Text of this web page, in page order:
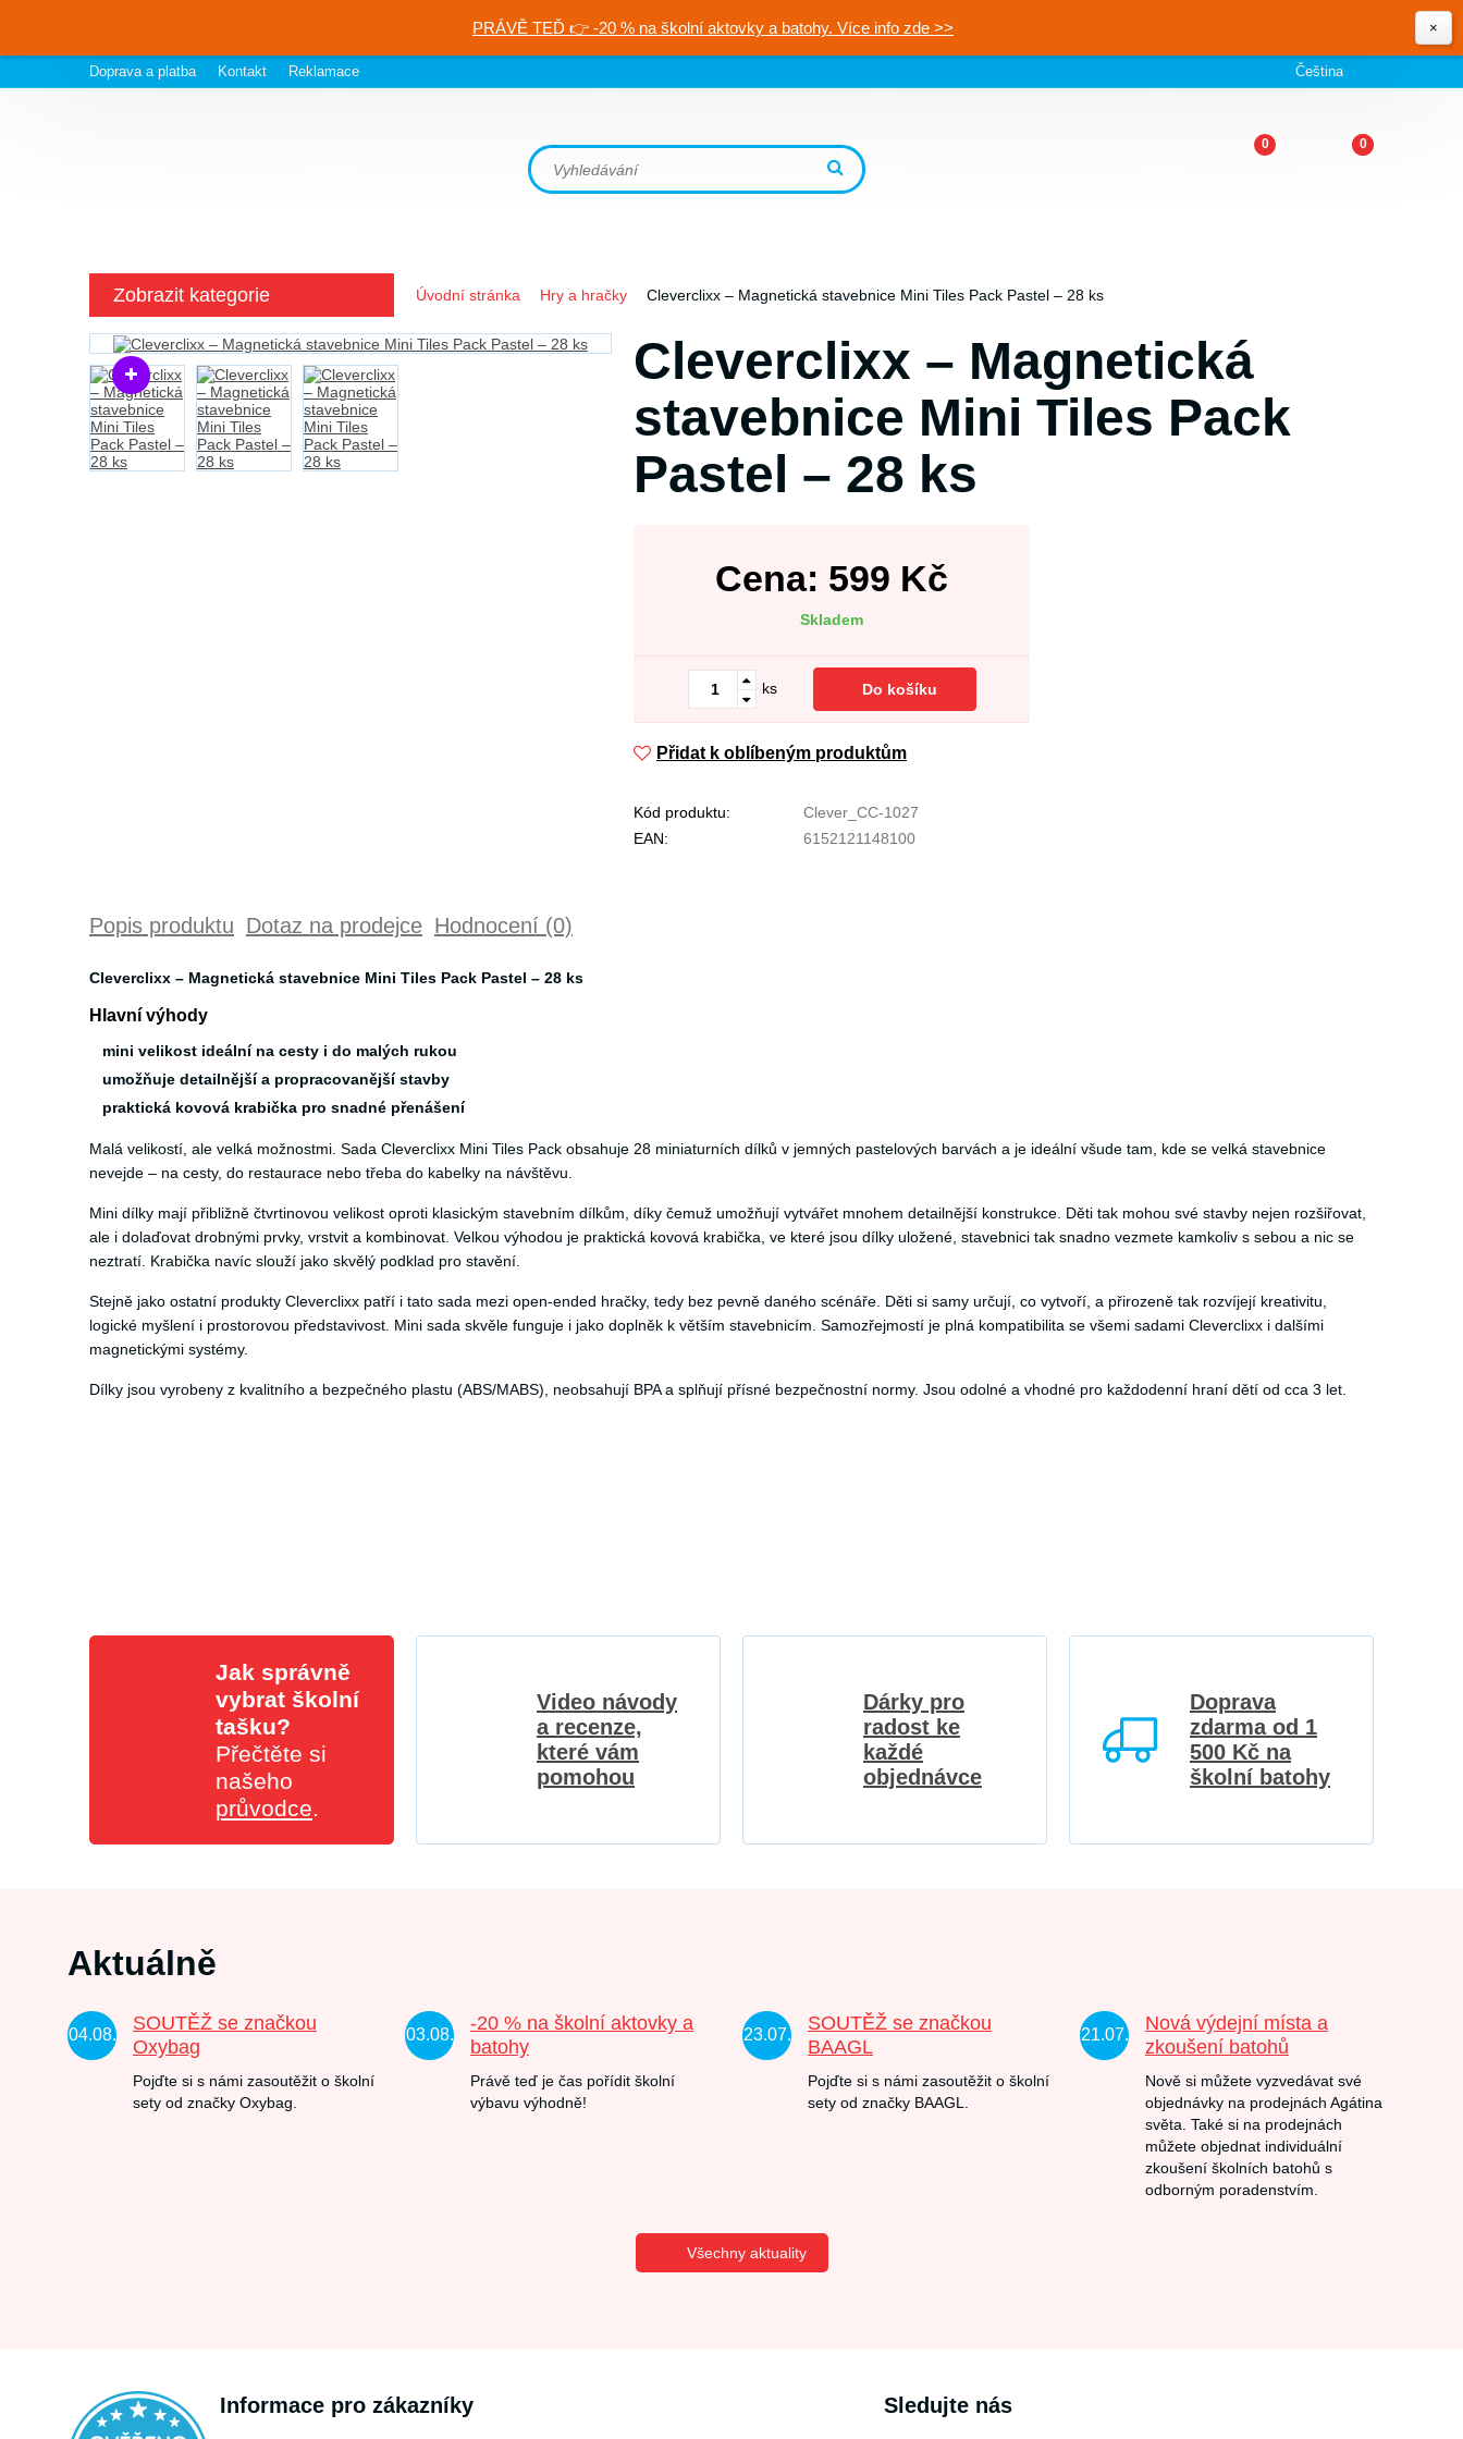
PRÁVĚ TEĎ 👉 -20 % na školní aktovky a batohy. Více info zde >> ×
Doprava a platba Kontakt Reklamace Čeština
0 0
Zobrazit kategorie Úvodní stránka Hry a hračky Cleverclixx – Magnetická stavebnice Mini Tiles Pack Pastel – 28 ks
Cleverclixx – Magnetická
stavebnice Mini Tiles Pack
Pastel – 28 ks
Cena: 599 Kč
Skladem
ks Do košíku
Přidat k oblíbeným produktům
Kód produktu:
Clever_CC-1027
EAN:
6152121148100
Popis produktu Dotaz na prodejce Hodnocení (0)
Cleverclixx – Magnetická stavebnice Mini Tiles Pack Pastel – 28 ks
Hlavní výhody
mini velikost ideální na cesty i do malých rukou
umožňuje detailnější a propracovanější stavby
praktická kovová krabička pro snadné přenášení
Malá velikostí, ale velká možnostmi. Sada Cleverclixx Mini Tiles Pack obsahuje 28 miniaturních dílků v jemných pastelových barvách a je ideální všude tam, kde se velká stavebnice
nevejde – na cesty, do restaurace nebo třeba do kabelky na návštěvu.
Mini dílky mají přibližně čtvrtinovou velikost oproti klasickým stavebním dílkům, díky čemuž umožňují vytvářet mnohem detailnější konstrukce. Děti tak mohou své stavby nejen rozšiřovat,
ale i dolaďovat drobnými prvky, vrstvit a kombinovat. Velkou výhodou je praktická kovová krabička, ve které jsou dílky uložené, stavebnici tak snadno vezmete kamkoliv s sebou a nic se
neztratí. Krabička navíc slouží jako skvělý podklad pro stavění.
Stejně jako ostatní produkty Cleverclixx patří i tato sada mezi open-ended hračky, tedy bez pevně daného scénáře. Děti si samy určují, co vytvoří, a přirozeně tak rozvíjejí kreativitu,
logické myšlení i prostorovou představivost. Mini sada skvěle funguje i jako doplněk k větším stavebnicím. Samozřejmostí je plná kompatibilita se všemi sadami Cleverclixx i dalšími
magnetickými systémy.
Dílky jsou vyrobeny z kvalitního a bezpečného plastu (ABS/MABS), neobsahují BPA a splňují přísné bezpečnostní normy. Jsou odolné a vhodné pro každodenní hraní dětí od cca 3 let.
Jak správně
vybrat školní
tašku?
Přečtěte si
našeho
průvodce.
Video návody
a recenze,
které vám
pomohou
Dárky pro
radost ke
každé
objednávce
Doprava
zdarma od 1
500 Kč na
školní batohy
Aktuálně
04.08.
SOUTĚŽ se značkou
Oxybag
Pojďte si s námi zasoutěžit o školní
sety od značky Oxybag.
03.08.
-20 % na školní aktovky a
batohy
Právě teď je čas pořídit školní
výbavu výhodně!
23.07.
SOUTĚŽ se značkou
BAAGL
Pojďte si s námi zasoutěžit o školní
sety od značky BAAGL.
21.07.
Nová výdejní místa a
zkoušení batohů
Nově si můžete vyzvedávat své
objednávky na prodejnách Agátina
světa. Také si na prodejnách
můžete objednat individuální
zkoušení školních batohů s
odborným poradenstvím.
Všechny aktuality
Informace pro zákazníky Sledujte nás